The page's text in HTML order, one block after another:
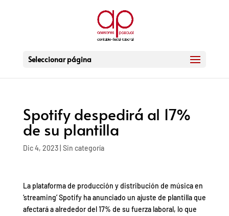
Seleccionar página
Spotify despedirá al 17%
de su plantilla
Dic 4, 2023| Sin categoría
La plataforma de producción y distribución de música en
‘streaming’ Spotify ha anunciado un ajuste de plantilla que
afectará a alrededor del 17% de su fuerza laboral, lo que